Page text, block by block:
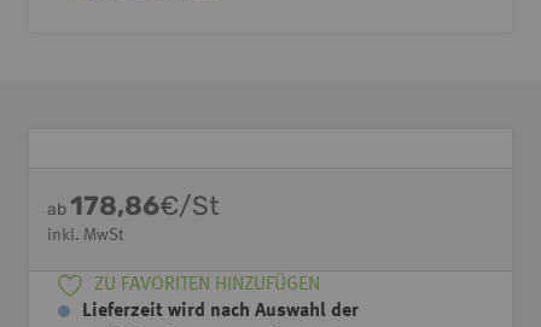
ab178,86€/St
inkl. MwSt
ZU FAVORITEN HINZUFÜGEN
Lieferzeit wird nach Auswahl der